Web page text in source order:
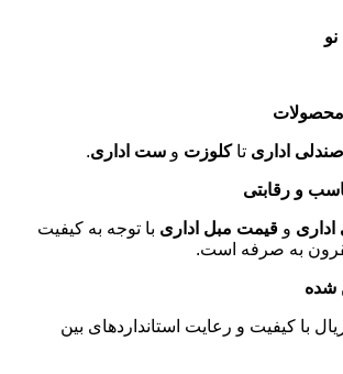
محصولات
صندلی اداری تاکلوزت و ست اداری.
و رقابتی
و قیمت مبل اداری با توجه به کیفیت
به صرفه است.
شده
با کیفیت و رعایت استانداردهای بین